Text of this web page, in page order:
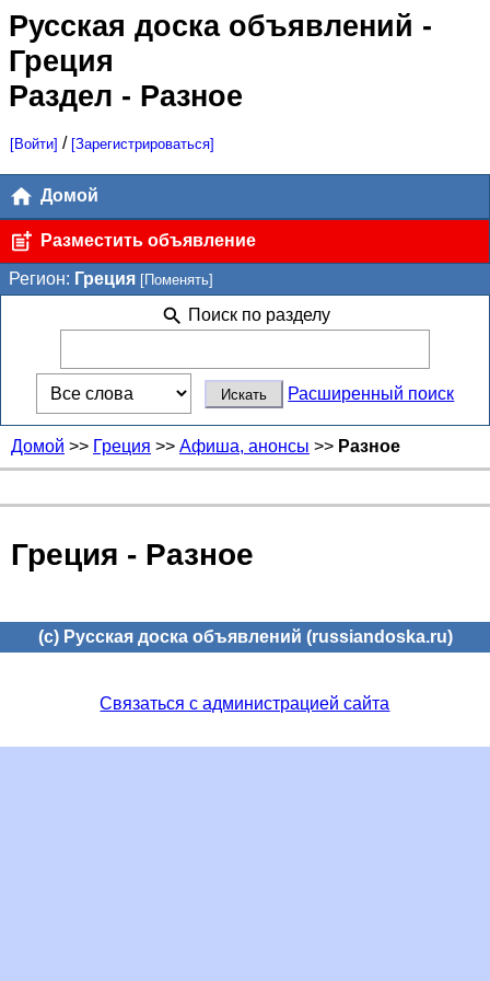
Русская доска объявлений -
Греция
Раздел - Разное
[Войти] / [Зарегистрироваться]
Домой
Разместить объявление
Регион: Греция [Поменять]
Поиск по разделу
Расширенный поиск
Домой >> Греция >> Афиша, анонсы >> Разное
Греция - Разное
(c) Русская доска объявлений (russiandoska.ru)
Связаться с администрацией сайта